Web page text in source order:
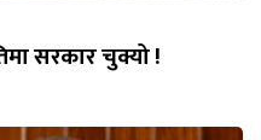
सरकार चुक्यो !